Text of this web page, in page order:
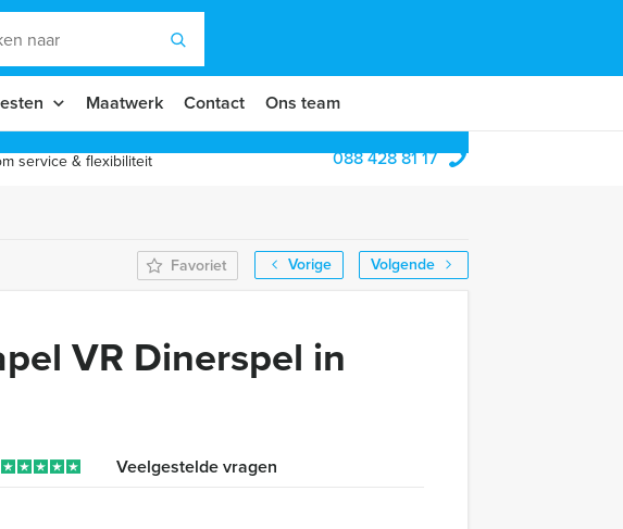
Maatwerk Contact Ons team
service & flexibiliteit 088 428 81 17
Vorige
Volgende
Favoriet
VR Dinerspel in
Veelgestelde vragen